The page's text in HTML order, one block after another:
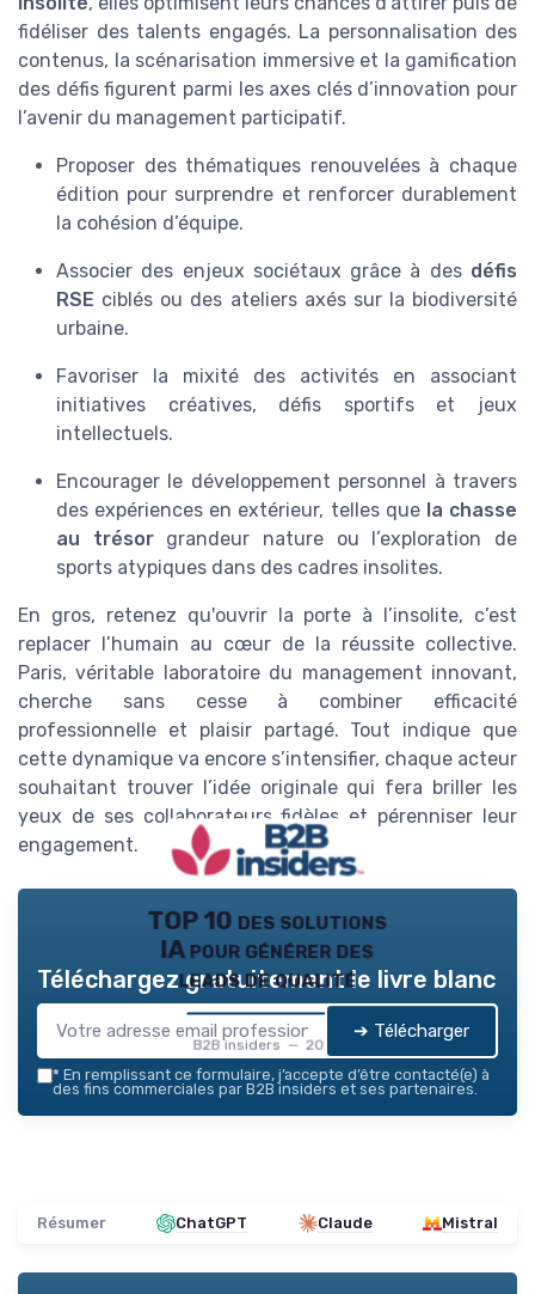
fidéliser des talents engagés. La personnalisation des
contenus, la scénarisation immersive et la gamification
des défis figurent parmi les axes clés d’innovation pour
l’avenir du management participatif.
Proposer des thématiques renouvelées à chaque
édition pour surprendre et renforcer durablement
la cohésion d’équipe.
Associer des enjeux sociétaux grâce à des défis
RSE ciblés ou des ateliers axés sur la biodiversité
urbaine.
Favoriser la mixité des activités en associant
initiatives créatives, défis sportifs et jeux
intellectuels.
Encourager le développement personnel à travers
des expériences en extérieur, telles que la chasse
au trésorgrandeur nature ou l’exploration de
sports atypiques dans des cadres insolites.
En gros, retenez qu'ouvrir la porte à l’insolite, c’est
replacer l’humain au cœur de la réussite collective.
Paris, véritable laboratoire du management innovant,
cherche sans cesse à combiner efficacité
professionnelle et plaisir partagé. Tout indique que
cette dynamique va encore s’intensifier, chaque acteur
souhaitant trouver l’idée originale qui fera briller les
yeux de ses collaborateurs fidèles et pérenniser leur
engagement.
TOP 10 des solutions
IA pour générer des
leads de qualité
B2B insiders — 2026
Téléchargez gratuitement le livre blanc
➔ Télécharger
* En remplissant ce formulaire, j’accepte d’être contacté(e) à
des fins commerciales par B2B insiders et ses partenaires.
Résumer ChatGPT Claude Mistral